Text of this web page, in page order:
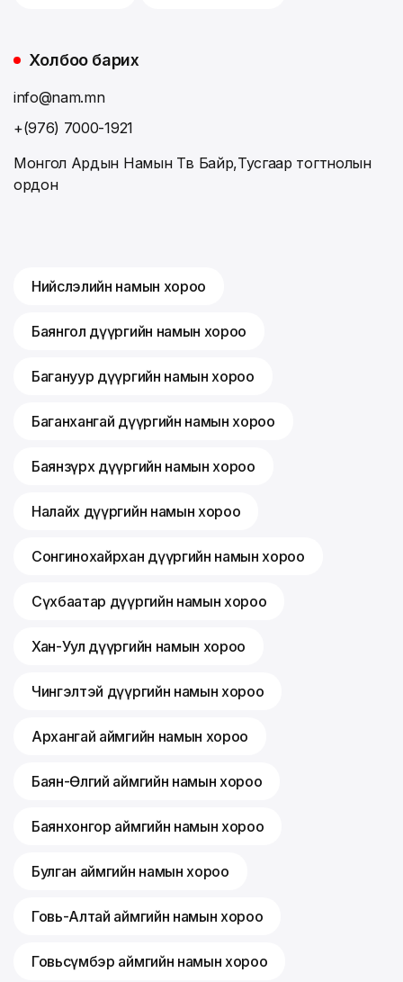
Холбоо барих
info@nam.mn
+(976) 7000-1921
Монгол Ардын Намын Төв Байр,Тусгаар тогтнолын
ордон
Нийслэлийн намын хороо
Баянгол дүүргийн намын хороо
Багануур дүүргийн намын хороо
Баганхангай дүүргийн намын хороо
Баянзүрх дүүргийн намын хороо
Налайх дүүргийн намын хороо
Сонгинохайрхан дүүргийн намын хороо
Сүхбаатар дүүргийн намын хороо
Хан-Уул дүүргийн намын хороо
Чингэлтэй дүүргийн намын хороо
Архангай аймгийн намын хороо
Баян-Өлгий аймгийн намын хороо
Баянхонгор аймгийн намын хороо
Булган аймгийн намын хороо
Говь-Алтай аймгийн намын хороо
Говьсүмбэр аймгийн намын хороо